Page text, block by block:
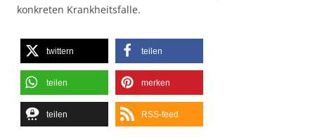
konkreten Krankheitsfalle.
twittern teilen
teilen merken
teilen RSS-feed